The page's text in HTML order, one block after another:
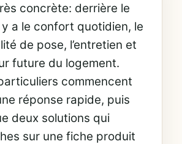
concrète: derrière le
a le confort quotidien, le
de pose, l’entretien et
future du logement.
commencent
réponse rapide, puis
deux solutions qui
sur une fiche produit